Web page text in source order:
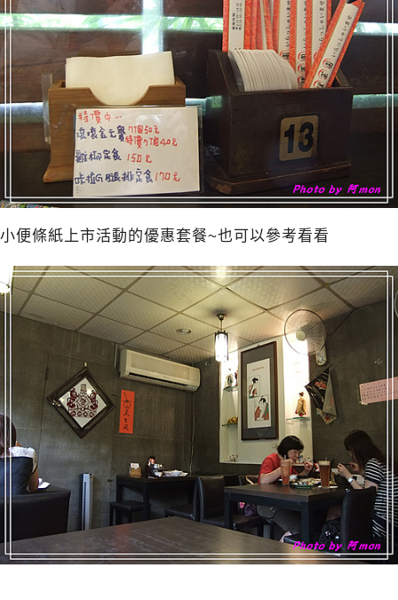
小便條紙上市活動的優惠套餐~也可以參考看看